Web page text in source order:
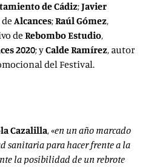
de Cádiz;Javier
Alcances;Raúl Gómez,
deRebombo Estudio,
2020; yCalde Ramírez, autor
del Festival.
Cazalilla, «en un año marcado
sanitaria para hacer frente a la
la posibilidad de un rebrote